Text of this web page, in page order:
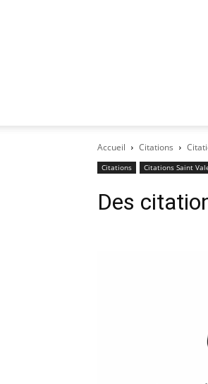
Accueil Citations
Citations Citations Saint
Des